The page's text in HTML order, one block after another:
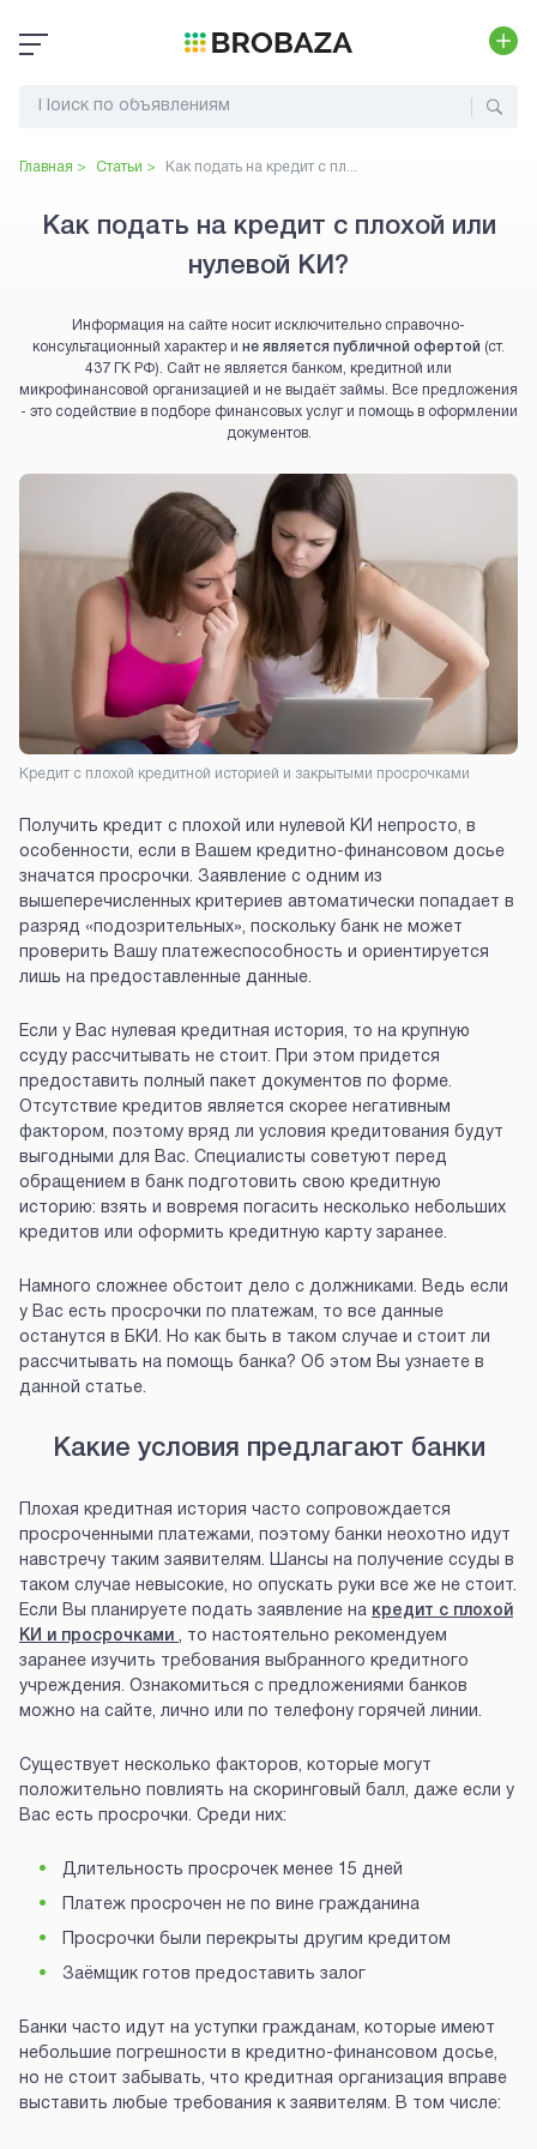
Главная > Статьи > Как подать на кредит с пл...
Как подать на кредит с плохой или
нулевой КИ?
Информация на сайте носит исключительно справочно-
консультационный характер и не является публичной офертой (ст.
437 ГК РФ). Сайт не является банком, кредитной или
микрофинансовой организацией и не выдаёт займы. Все предложения
- это содействие в подборе финансовых услуг и помощь в оформлении
документов.
Кредит с плохой кредитной историей и закрытыми просрочками
Получить кредит с плохой или нулевой КИ непросто, в
особенности, если в Вашем кредитно-финансовом досье
значатся просрочки. Заявление с одним из
вышеперечисленных критериев автоматически попадает в
разряд «подозрительных», поскольку банк не может
проверить Вашу платежеспособность и ориентируется
лишь на предоставленные данные.
Если у Вас нулевая кредитная история, то на крупную
ссуду рассчитывать не стоит. При этом придется
предоставить полный пакет документов по форме.
Отсутствие кредитов является скорее негативным
фактором, поэтому вряд ли условия кредитования будут
выгодными для Вас. Специалисты советуют перед
обращением в банк подготовить свою кредитную
историю: взять и вовремя погасить несколько небольших
кредитов или оформить кредитную карту заранее.
Намного сложнее обстоит дело с должниками. Ведь если
у Вас есть просрочки по платежам, то все данные
останутся в БКИ. Но как быть в таком случае и стоит ли
рассчитывать на помощь банка? Об этом Вы узнаете в
данной статье.
Какие условия предлагают банки
Плохая кредитная история часто сопровождается
просроченными платежами, поэтому банки неохотно идут
навстречу таким заявителям. Шансы на получение ссуды в
таком случае невысокие, но опускать руки все же не стоит.
Если Вы планируете подать заявление на кредит с плохой
КИ и просрочками , то настоятельно рекомендуем
заранее изучить требования выбранного кредитного
учреждения. Ознакомиться с предложениями банков
можно на сайте, лично или по телефону горячей линии.
Существует несколько факторов, которые могут
положительно повлиять на скоринговый балл, даже если у
Вас есть просрочки. Среди них:
Длительность просрочек менее 15 дней
Платеж просрочен не по вине гражданина
Просрочки были перекрыты другим кредитом
Заёмщик готов предоставить залог
Банки часто идут на уступки гражданам, которые имеют
небольшие погрешности в кредитно-финансовом досье,
но не стоит забывать, что кредитная организация вправе
выставить любые требования к заявителям. В том числе: